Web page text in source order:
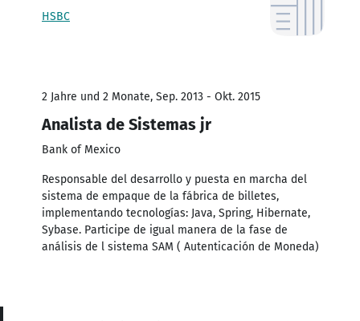
HSBC
2 Jahre und 2 Monate, Sep. 2013 - Okt. 2015
Analista de Sistemas jr
Bank of Mexico
Responsable del desarrollo y puesta en marcha del
sistema de empaque de la fábrica de billetes,
implementando tecnologías: Java, Spring, Hibernate,
Sybase. Participe de igual manera de la fase de
análisis de l sistema SAM ( Autenticación de Moneda)